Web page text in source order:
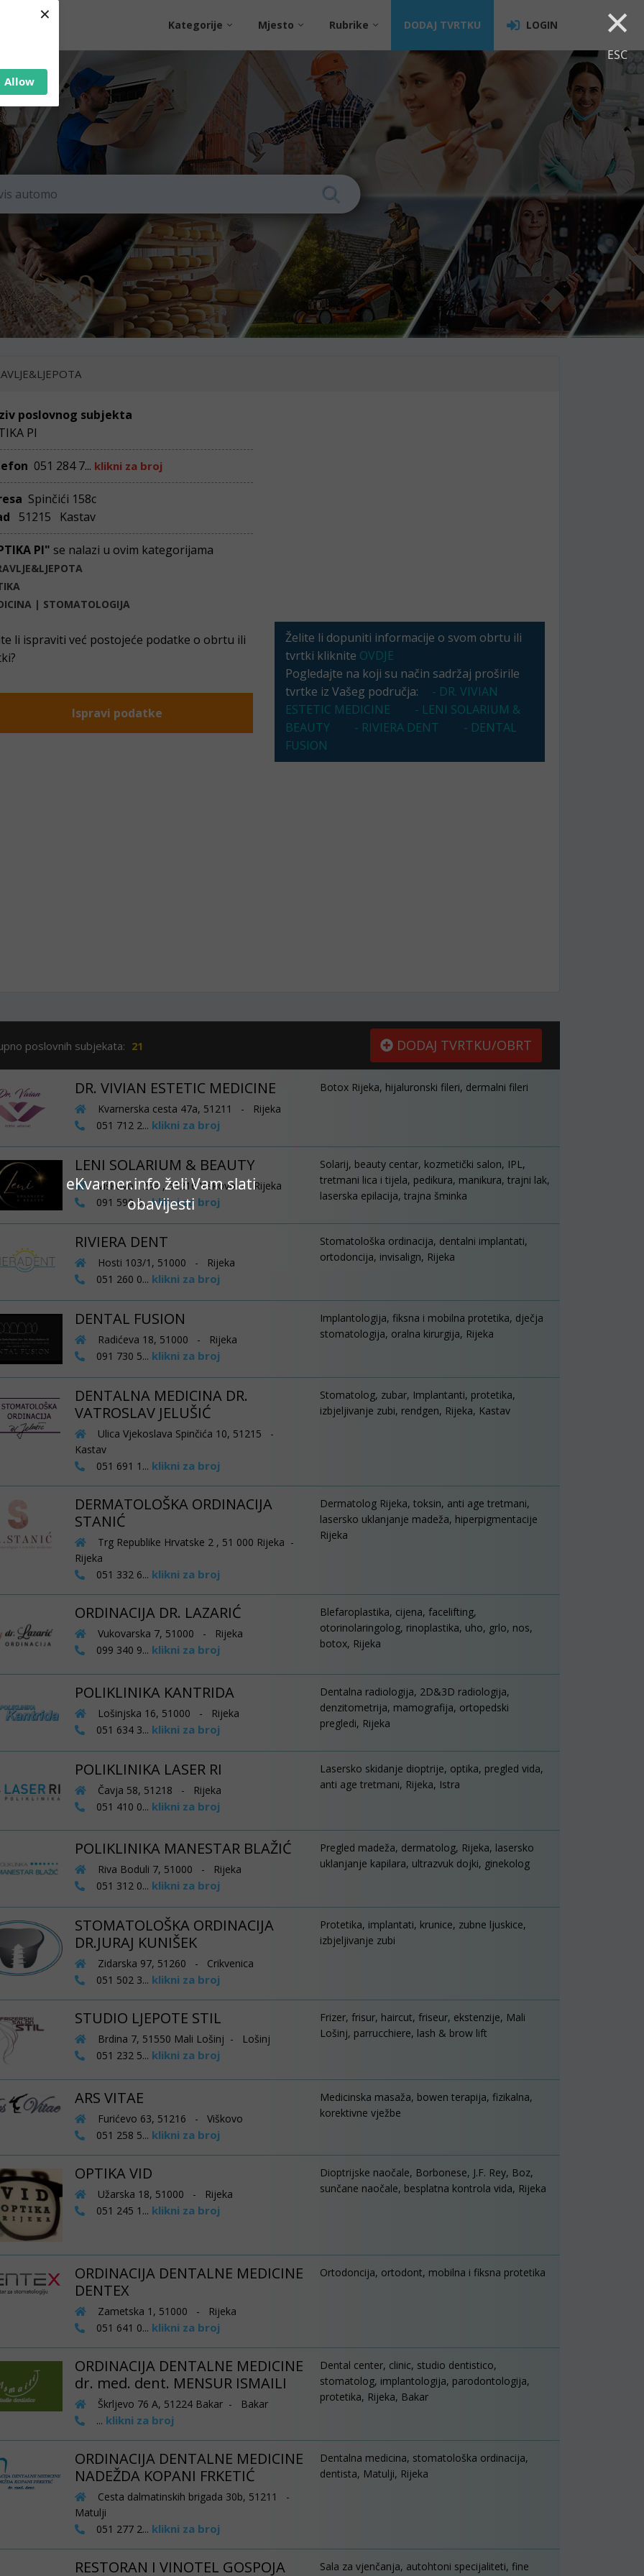
Allow
× ×
ESC
eKvarner.info želi Vam slati
obavijesti
Kategorije Mjesto Rubrike DODAJ TVRTKU LOGIN
poslovnog subjekta
PI
051 284 7... klikni za broj
Spinčići 158c
51215 Kastav
PI" se nalazi u ovim kategorijama
| STOMATOLOGIJA
li ispraviti već postojeće podatke o obrtu ili
Ispravi podatke
Želite li dopuniti informacije o svom obrtu ili
tvrtki kliknite OVDJE
Pogledajte na koji su način sadržaj proširile
tvrtke iz Vašeg područja:
- DR. VIVIAN
ESTETIC MEDICINE
- LENI SOLARIUM &
BEAUTY
- RIVIERA DENT
- DENTAL
FUSION
poslovnih subjekata: 21 DODAJ TVRTKU/OBRT
DR. VIVIAN ESTETIC MEDICINE
Kvarnerska cesta 47a, 51211 - Rijeka
051 712 2... klikni za broj
Botox Rijeka, hijaluronski fileri, dermalni fileri
LENI SOLARIUM & BEAUTY
Viškovo 125a , 51216 Viškovo - Rijeka
091 590 5...klikni za broj
Solarij, beauty centar, kozmetički salon, IPL,
tretmani lica i tijela, pedikura, manikura, trajni lak,
laserska epilacija, trajna šminka
RIVIERA DENT
Hosti 103/1, 51000 - Rijeka
051 260 0... klikni za broj
Stomatološka ordinacija, dentalni implantati,
ortodoncija, invisalign, Rijeka
DENTAL FUSION
Radićeva 18, 51000 - Rijeka
091 730 5... klikni za broj
Implantologija, fiksna i mobilna protetika, dječja
stomatologija, oralna kirurgija, Rijeka
DENTALNA MEDICINA DR.
VATROSLAV JELUŠIĆ
Ulica Vjekoslava Spinčića 10, 51215 -
Kastav
051 691 1... klikni za broj
Stomatolog, zubar, Implantanti, protetika,
izbjeljivanje zubi, rendgen, Rijeka, Kastav
DERMATOLOŠKA ORDINACIJA
STANIĆ
Trg Republike Hrvatske 2 , 51 000 Rijeka -
Rijeka
051 332 6... klikni za broj
Dermatolog Rijeka, toksin, anti age tretmani,
lasersko uklanjanje madeža, hiperpigmentacije
Rijeka
ORDINACIJA DR. LAZARIĆ
Vukovarska 7, 51000 - Rijeka
099 340 9... klikni za broj
Blefaroplastika, cijena, facelifting,
otorinolaringolog, rinoplastika, uho, grlo, nos,
botox, Rijeka
POLIKLINIKA KANTRIDA
Lošinjska 16, 51000 - Rijeka
051 634 3... klikni za broj
Dentalna radiologija, 2D&3D radiologija,
denzitometrija, mamografija, ortopedski
pregledi, Rijeka
POLIKLINIKA LASER RI
Čavja 58, 51218 - Rijeka
051 410 0... klikni za broj
Lasersko skidanje dioptrije, optika, pregled vida,
anti age tretmani, Rijeka, Istra
POLIKLINIKA MANESTAR BLAŽIĆ
Riva Boduli 7, 51000 - Rijeka
051 312 0... klikni za broj
Pregled madeža, dermatolog, Rijeka, lasersko
uklanjanje kapilara, ultrazvuk dojki, ginekolog
STOMATOLOŠKA ORDINACIJA
DR.JURAJ KUNIŠEK
Zidarska 97, 51260 - Crikvenica
051 502 3... klikni za broj
Protetika, implantati, krunice, zubne ljuskice,
izbjeljivanje zubi
STUDIO LJEPOTE STIL
Brdina 7, 51550 Mali Lošinj - Lošinj
051 232 5... klikni za broj
Frizer, frisur, haircut, friseur, ekstenzije, Mali
Lošinj, parrucchiere, lash & brow lift
ARS VITAE
Furićevo 63, 51216 - Viškovo
051 258 5... klikni za broj
Medicinska masaža, bowen terapija, fizikalna,
korektivne vježbe
OPTIKA VID
Užarska 18, 51000 - Rijeka
051 245 1... klikni za broj
Dioptrijske naočale, Borbonese, J.F. Rey, Boz,
sunčane naočale, besplatna kontrola vida, Rijeka
ORDINACIJA DENTALNE MEDICINE
DENTEX
Zametska 1, 51000 - Rijeka
051 641 0... klikni za broj
Ortodoncija, ortodont, mobilna i fiksna protetika
ORDINACIJA DENTALNE MEDICINE
dr. med. dent. MENSUR ISMAILI
Škrljevo 76 A, 51224 Bakar - Bakar
... klikni za broj
Dental center, clinic, studio dentistico,
stomatolog, implantologija, parodontologija,
protetika, Rijeka, Bakar
ORDINACIJA DENTALNE MEDICINE
NADEŽDA KOPANI FRKETIĆ
Cesta dalmatinskih brigada 30b, 51211 -
Matulji
051 277 2... klikni za broj
Dentalna medicina, stomatološka ordinacija,
dentista, Matulji, Rijeka
RESTORAN I VINOTEL GOSPOJA
Sala za vjenčanja, autohtoni specijaliteti, fine